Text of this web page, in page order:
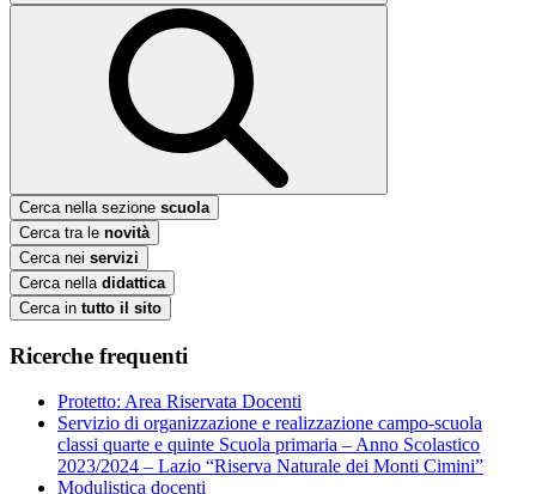
Cerca nella sezione scuola
Cerca tra le novità
Cerca nei servizi
Cerca nella didattica
Cerca in tutto il sito
Ricerche frequenti
Protetto: Area Riservata Docenti
Servizio di organizzazione e realizzazione campo-scuola
classi quarte e quinte Scuola primaria – Anno Scolastico
2023/2024 – Lazio “Riserva Naturale dei Monti Cimini”
Modulistica docenti